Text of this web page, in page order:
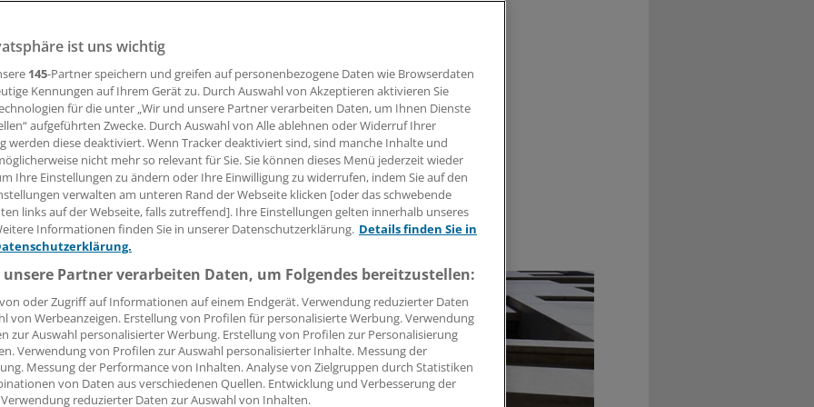
Milliarden Euro – und das seit Jahren: Nun hat der GKV-
wegen der Kosten für Bürgergeldbezieher erste Klagen gegen den
Eine schnelle Entscheidung ist nicht zu erwarten.
05:00 Uhr| aktualisiert:01.12.2025, 13:30 Uhr
0
ist uns wichtig
145-Partner speichern und greifen auf personenbezogene Daten wie Browserdaten
Kennungen auf Ihrem Gerät zu. Durch Auswahl von Akzeptieren aktivieren Sie
für die unter „Wir und unsere Partner verarbeiten Daten, um Ihnen Dienste
aufgeführten Zwecke. Durch Auswahl von Alle ablehnen oder Widerruf Ihrer
werden diese deaktiviert. Wenn Tracker deaktiviert sind, sind manche Inhalte und
nicht mehr so relevant für Sie. Sie können dieses Menü jederzeit wieder
Ihre Einstellungen zu ändern oder Ihre Einwilligung zu widerrufen, indem Sie auf den
verwalten am unteren Rand der Webseite klicken [oder das schwebende
links auf der Webseite, falls zutreffend]. Ihre Einstellungen gelten innerhalb unseres
Informationen finden Sie in unserer Datenschutzerklärung. Details finden Sie in
Partner verarbeiten Daten, um Folgendes bereitzustellen:
oder Zugriff auf Informationen auf einem Endgerät. Verwendung reduzierter Daten
von Werbeanzeigen. Erstellung von Profilen für personalisierte Werbung. Verwendung
zur Auswahl personalisierter Werbung. Erstellung von Profilen zur Personalisierung
Verwendung von Profilen zur Auswahl personalisierter Inhalte. Messung der
Messung der Performance von Inhalten. Analyse von Zielgruppen durch Statistiken
von Daten aus verschiedenen Quellen. Entwicklung und Verbesserung der
reduzierter Daten zur Auswahl von Inhalten.